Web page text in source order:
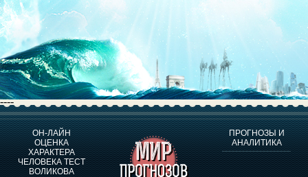
----
ОН-ЛАЙН
ОЦЕНКА
ХАРАКТЕРА
ЧЕЛОВЕКА ТЕСТ
ВОЛИКОВА
ПРОГНОЗЫ И
АНАЛИТИКА
О ПРОГРАММЕ
ОЦЕНКА ХАРАКТЕРA ЧЕЛОВЕКА
ОЦЕНКА ХАРАКТЕРА ВЫДАЮЩИХСЯ ЛИЧНОСТЕЙ